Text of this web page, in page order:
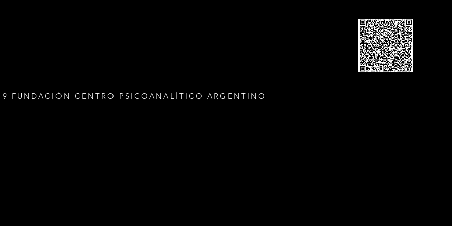
FUNDACIÓN CENTRO PSICOANALÍTICO ARGENTINO